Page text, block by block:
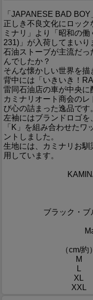
「JAPANESE BAD
正しき不良文化にロッ
ミナリ」より「昭和の
231)」が入荷してまいり
石油ストーブが主流だ
んでしたか？
そんな懐かしい世界を描
背中には「いきいき！
雷同石油店の車が中央に
カミナリオート商会の
び心の詰まった逸品です
左袖にはブランドロゴを
「K」を組み合わせたワ
ントしました。
生地には、カミナリお
用しています。
ブラック・ブ
（cm/約）
M
L
XL
XXL